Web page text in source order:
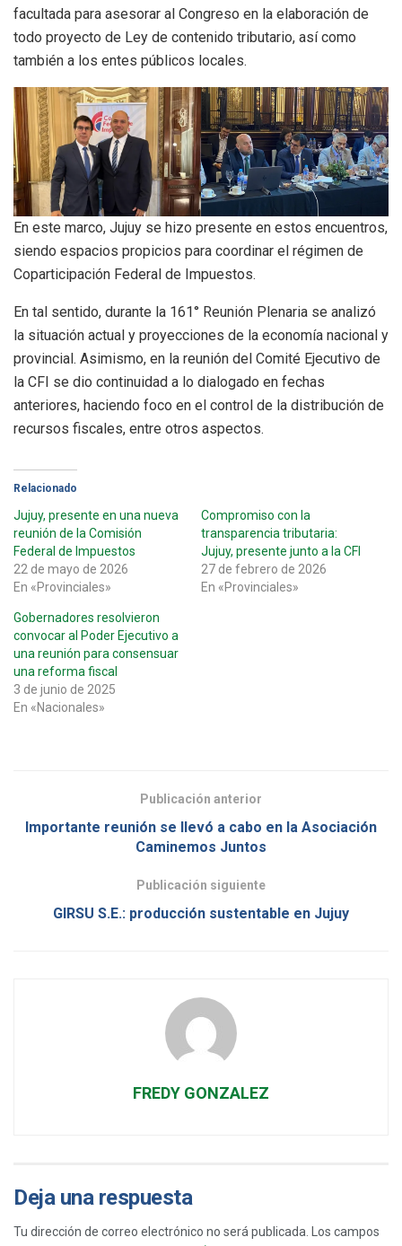
facultada para asesorar al Congreso en la elaboración de
todo proyecto de Ley de contenido tributario, así como
también a los entes públicos locales.
En este marco, Jujuy se hizo presente en estos encuentros,
siendo espacios propicios para coordinar el régimen de
Coparticipación Federal de Impuestos.
En tal sentido, durante la 161° Reunión Plenaria se analizó
la situación actual y proyecciones de la economía nacional y
provincial. Asimismo, en la reunión del Comité Ejecutivo de
la CFI se dio continuidad a lo dialogado en fechas
anteriores, haciendo foco en el control de la distribución de
recursos fiscales, entre otros aspectos.
Relacionado
Jujuy, presente en una nueva
reunión de la Comisión
Federal de Impuestos
22 de mayo de 2026
En «Provinciales»
Compromiso con la
transparencia tributaria:
Jujuy, presente junto a la CFI
27 de febrero de 2026
En «Provinciales»
Gobernadores resolvieron
convocar al Poder Ejecutivo a
una reunión para consensuar
una reforma fiscal
3 de junio de 2025
En «Nacionales»
Publicación anterior
Importante reunión se llevó a cabo en la Asociación
Caminemos Juntos
Publicación siguiente
GIRSU S.E.: producción sustentable en Jujuy
FREDY GONZALEZ
Deja una respuesta
Tu dirección de correo electrónico no será publicada.
Los campos